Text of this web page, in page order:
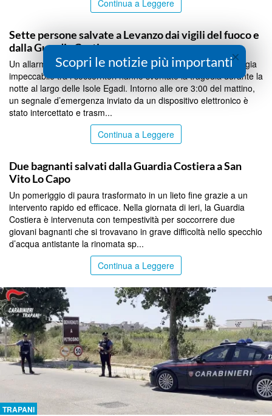
Continua a Leggere
Sette persone salvate a Levanzo dai vigili del fuoco e
dalla Guardia Costiera
Un allarme lanciato in automatico dalla tecnologia e una sinergia
impeccabile tra i soccorritori hanno sventato la tragedia durante la
notte al largo delle Isole Egadi. Intorno alle ore 3:00 del mattino,
un segnale d’emergenza inviato da un dispositivo elettronico è
stato intercettato e trasm...
Continua a Leggere
Due bagnanti salvati dalla Guardia Costiera a San
Vito Lo Capo
Un pomeriggio di paura trasformato in un lieto fine grazie a un
intervento rapido ed efficace. Nella giornata di ieri, la Guardia
Costiera è intervenuta con tempestività per soccorrere due
giovani bagnanti che si trovavano in grave difficoltà nello specchio
d’acqua antistante la rinomata sp...
Continua a Leggere
TRAPANI
×
Scopri le notizie più importanti